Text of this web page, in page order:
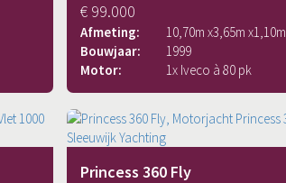
€ 99.000
Afmeting: 10,70m x3,65m x1,10m
Bouwjaar:
1999
Motor:
1x Iveco à 80 pk
Princess 360 Fly